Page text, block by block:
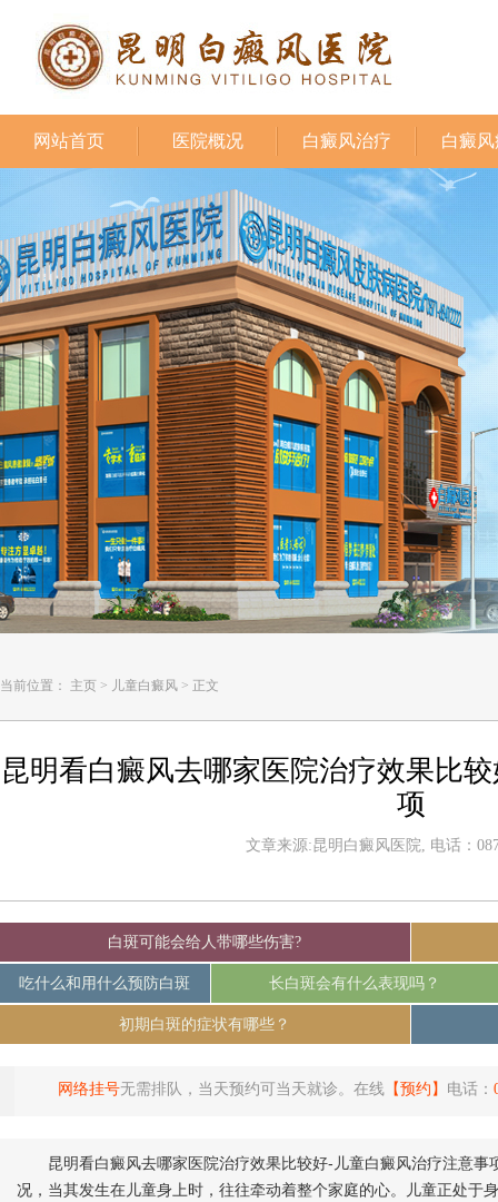
网站首页 医院概况 白癜风治疗 白癜
当前位置： 主页 > 儿童白癜风 > 正文
昆明看白癜风去哪家医院治疗效果比
项
文章来源:昆明白癜风医院, 电话：
白斑可能会给人带哪些伤害?
吃什么和用什么预防白斑 长白斑会有什么表现吗？
初期白斑的症状有哪些？
网络挂号无需排队，当天预约可当天就诊。在线 【预约】 电话：
昆明看白癜风去哪家医院治疗效果比较好-儿童白癜风治疗注意事
况，当其发生在儿童身上时，往往牵动着整个家庭的心。儿童正处于